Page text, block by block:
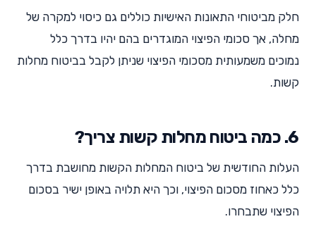
חלק מביטוחי התאונות האישיות כוללים גם כיסוי למקרה של
מחלה, אך סכומי הפיצוי המוגדרים בהם יהיו בדרך כלל
נמוכים משמעותית מסכומי הפיצוי שניתן לקבל בביטוח מחלות
קשות.
6. כמה ביטוח מחלות קשות צריך?
העלות החודשית של ביטוח המחלות הקשות מחושבת בדרך
כלל כאחוז מסכום הפיצוי, וכך היא תלויה באופן ישיר בסכום
הפיצוי שתבחרו.